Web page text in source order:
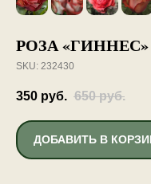
РОЗА «ГИННЕС»
SKU: 232430
350 руб. 650 руб.
ДОБАВИТЬ В